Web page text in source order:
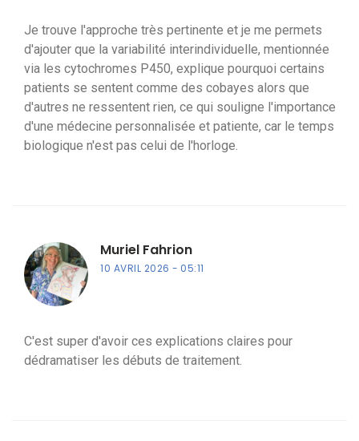
Je trouve l'approche très pertinente et je me permets
d'ajouter que la variabilité interindividuelle, mentionnée
via les cytochromes P450, explique pourquoi certains
patients se sentent comme des cobayes alors que
d'autres ne ressentent rien, ce qui souligne l'importance
d'une médecine personnalisée et patiente, car le temps
biologique n'est pas celui de l'horloge.
Muriel Fahrion
10 AVRIL 2026 05:11
C'est super d'avoir ces explications claires pour
dédramatiser les débuts de traitement.